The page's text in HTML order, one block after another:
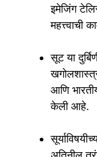
इमेजिंग
महत्त्वाची
सूट या
आणि
केली आहे.